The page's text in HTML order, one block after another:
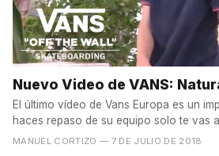
Nuevo Video de VANS:
El último vídeo de Vans Europa es un
haces repaso de su equipo solo te vas
MANUEL CORTIZO — 7 DE JULIO DE 2018